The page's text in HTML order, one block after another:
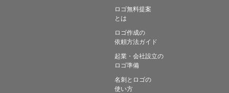
ロゴ無料提案
とは
ロゴ作成の
依頼方法ガイド
起業・会社設立の
ロゴ準備
名刺とロゴの
使い方